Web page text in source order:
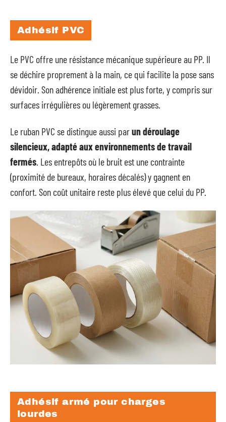
Adhésif PVC
Le PVC offre une résistance mécanique supérieure au PP. Il
se déchire proprement à la main, ce qui facilite la pose sans
dévidoir. Son adhérence initiale est plus forte, y compris sur
surfaces irrégulières ou légèrement grasses.
Le ruban PVC se distingue aussi parun déroulage
silencieux, adapté aux environnements de travail
fermés . Les entrepôts où le bruit est une contrainte
(proximité de bureaux, horaires décalés) y gagnent en
confort. Son coût unitaire reste plus élevé que celui du PP.
Adhésif armé pour charges
lourdes